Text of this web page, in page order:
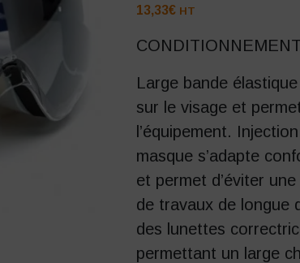
13,33€ HT
Large bande
sur le visage et
l’équipement.
masque s’adapte
et permet d’éviter
de travaux de longue
des lunettes
permettant un large